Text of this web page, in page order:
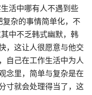
活中哪有人不遇到些
杂的事情简单化，不
中不乏韩式幽默，韩
，这让人很愿意与他交
自己在工作生活中为人
念里，简单与复杂是在
寸就会处理得当了，这